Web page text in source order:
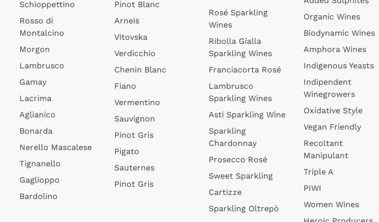
Schioppettino
Rosso di
Montalcino
Morgon
Lambrusco
Gamay
Lacrima
Aglianico
Bonarda
Nerello Mascalese
Tignanello
Gaglioppo
Bardolino
Pinot Blanc
Arneis
Vitovska
Verdicchio
Chenin Blanc
Fiano
Vermentino
Sauvignon
Pinot Gris
Pigato
Sauternes
Pinot Gris
Rosé Sparkling
Wines
Ribolla Gialla
Sparkling Wines
Franciacorta Rosé
Lambrusco
Sparkling Wines
Asti Sparkling Wine
Sparkling
Chardonnay
Prosecco Rosé
Sweet Sparkling
Cartizze
Sparkling Oltrepò
Organic Wines
Biodynamic Wines
Amphora Wines
Indigenous Yeasts
Indipendent
Winegrowers
Oxidative Style
Vegan Friendly
Recoltant
Manipulant
Triple A
PIWI
Women Wines